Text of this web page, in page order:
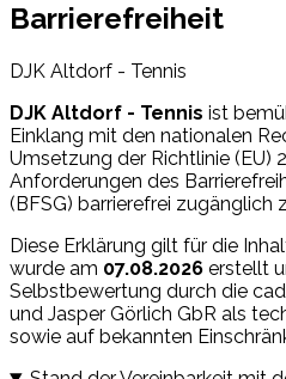
Barrierefreiheit
DJK Altdorf - Tennis
DJK Altdorf - Tennis ist
Einklang mit den nationalen
Umsetzung der Richtlinie (EU)
Anforderungen des
(BFSG) barrierefrei zugänglich
Diese Erklärung gilt für die
wurde am 07.08.2026 erstellt
Selbstbewertung durch die
und Jasper Görlich GbR als
sowie auf bekannten